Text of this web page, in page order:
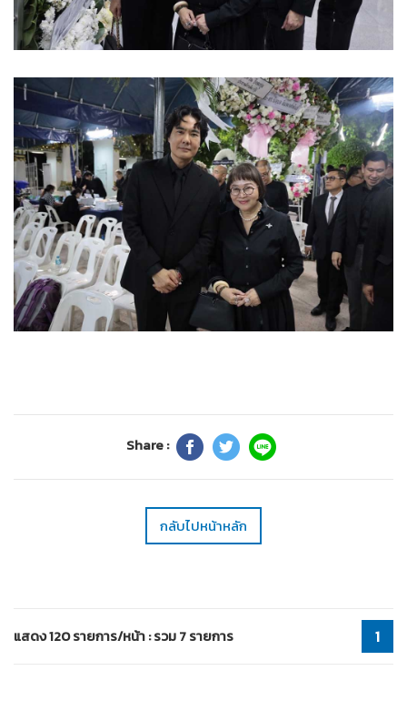
Share :
กลับไปหน้าหลัก
แสดง 120 รายการ/หน้า : รวม 7 รายการ 1